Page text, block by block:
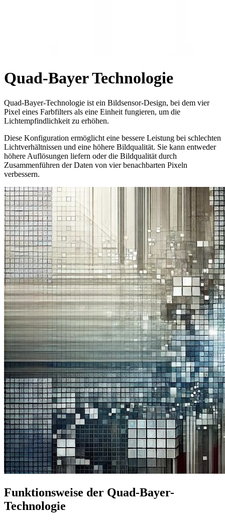
Quad-Bayer Technologie
Quad-Bayer-Technologie ist ein Bildsensor-Design, bei dem vier
Pixel eines Farbfilters als eine Einheit fungieren, um die
Lichtempfindlichkeit zu erhöhen.
Diese Konfiguration ermöglicht eine bessere Leistung bei schlechten
Lichtverhältnissen und eine höhere Bildqualität. Sie kann entweder
höhere Auflösungen liefern oder die Bildqualität durch
Zusammenführen der Daten von vier benachbarten Pixeln
verbessern.
Funktionsweise der Quad-Bayer-
Technologie